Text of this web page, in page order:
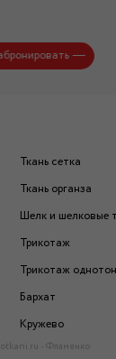
Ткань сетка
Ткань органза
Шелк и шелковые
Трикотаж
Трикотаж
Бархат
Кружево
- Фламенко